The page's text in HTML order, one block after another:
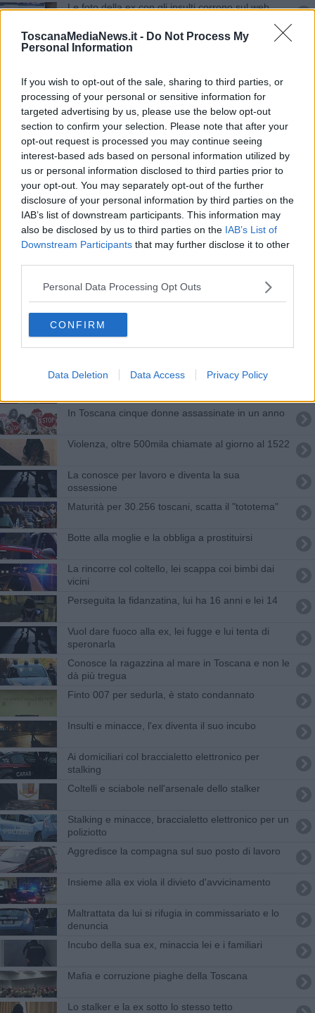
ToscanaMediaNews.it - Do Not Process My
Personal Information
If you wish to opt-out of the sale, sharing to third parties, or
processing of your personal or sensitive information for
targeted advertising by us, please use the below opt-out
section to confirm your selection. Please note that after your
opt-out request is processed you may continue seeing
interest-based ads based on personal information utilized by
us or personal information disclosed to third parties prior to
your opt-out. You may separately opt-out of the further
disclosure of your personal information by third parties on the
IAB’s list of downstream participants. This information may
also be disclosed by us to third parties on the IAB’s List of
Downstream Participants that may further disclose it to other
Personal Data Processing Opt Outs
CONFIRM
Data Deletion Data Access Privacy Policy
Le foto della ex con gli insulti corrono sul web
Legata per mani e piedi, vittima dello stalker
Denunciare Federico avrebbe potuto salvare
Elisa
Stalking e violenze alla ex, medico nei guai
Caso Buscemi, proteste a Pisa e a Bruxelles-
VIDEO
Lo stalker con le smanie da supereroe
Riccardo Bocca e la videolettera ad Andrea
Violenza sulle donne, un premio al Codice Rosa
In fuga sul bus da Brindisi, incastrato a Lucca
Stalker recidivo assalta la casa della ex
Una panchina rossa contro la violenza sulle
In Toscana cinque donne assassinate in un anno
Violenza, oltre 500mila chiamate al giorno al 1522
La conosce per lavoro e diventa la sua
ossessione
Maturità per 30.256 toscani, scatta il "tototema"
Botte alla moglie e la obbliga a prostituirsi
La rincorre col coltello, lei scappa coi bimbi dai
vicini
Perseguita la fidanzatina, lui ha 16 anni e lei 14
Vuol dare fuoco alla ex, lei fugge e lui tenta di
speronarla
Conosce la ragazzina al mare in Toscana e non le
dà più tregua
Finto 007 per sedurla, è stato condannato
Insulti e minacce, l'ex diventa il suo incubo
Ai domiciliari col braccialetto elettronico per
stalking
Coltelli e sciabole nell'arsenale dello stalker
Stalking e minacce, braccialetto elettronico per un
poliziotto
Aggredisce la compagna sul suo posto di lavoro
Insieme alla ex viola il divieto d'avvicinamento
Maltrattata da lui si rifugia in commissariato e lo
denuncia
Incubo della sua ex, minaccia lei e i familiari
Mafia e corruzione piaghe della Toscana
Lo stalker e la ex sotto lo stesso tetto